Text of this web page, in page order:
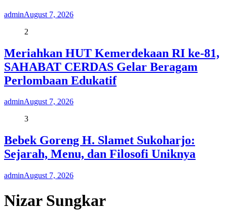
adminAugust 7, 2026
2
Meriahkan HUT Kemerdekaan RI ke-81,
SAHABAT CERDAS Gelar Beragam
Perlombaan Edukatif
adminAugust 7, 2026
3
Bebek Goreng H. Slamet Sukoharjo:
Sejarah, Menu, dan Filosofi Uniknya
adminAugust 7, 2026
Nizar Sungkar